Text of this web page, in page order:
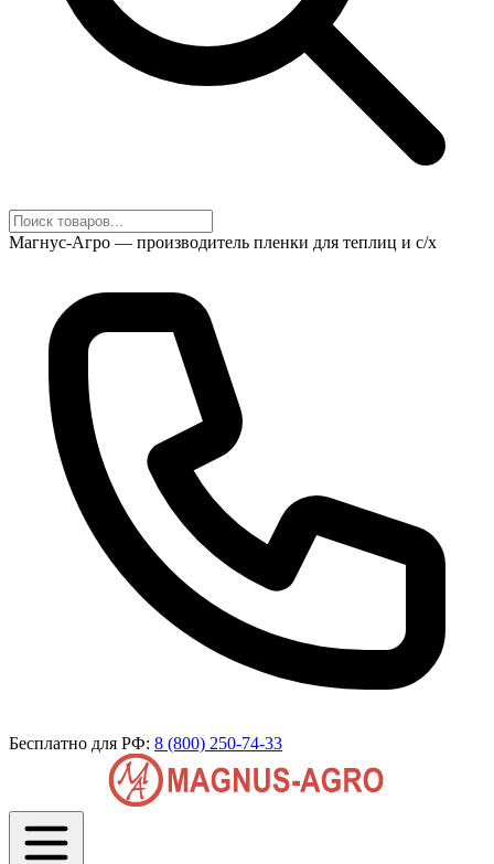
Магнус-Агро — производитель пленки для теплиц и с/х
Бесплатно для РФ: 8 (800) 250-74-33